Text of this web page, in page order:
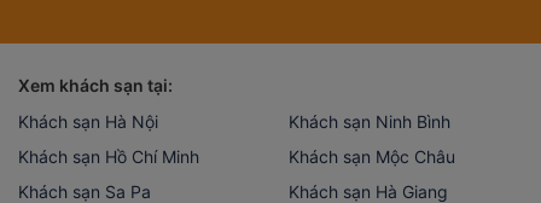
Xem khách sạn tại:
Khách sạn Hà Nội
Khách sạn Hồ Chí Minh
Khách sạn Sa Pa
Khách sạn Ninh Bình
Khách sạn Mộc Châu
Khách sạn Hà Giang